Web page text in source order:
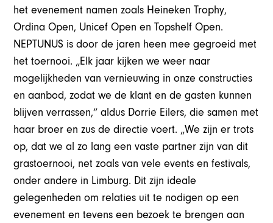
het evenement namen zoals Heineken Trophy,
Ordina Open, Unicef Open en Topshelf Open.
NEPTUNUS is door de jaren heen mee gegroeid met
het toernooi. „Elk jaar kijken we weer naar
mogelijkheden van vernieuwing in onze constructies
en aanbod, zodat we de klant en de gasten kunnen
blijven verrassen,” aldus Dorrie Eilers, die samen met
haar broer en zus de directie voert. „We zijn er trots
op, dat we al zo lang een vaste partner zijn van dit
grastoernooi, net zoals van vele events en festivals,
onder andere in Limburg. Dit zijn ideale
gelegenheden om relaties uit te nodigen op een
evenement en tevens een bezoek te brengen aan